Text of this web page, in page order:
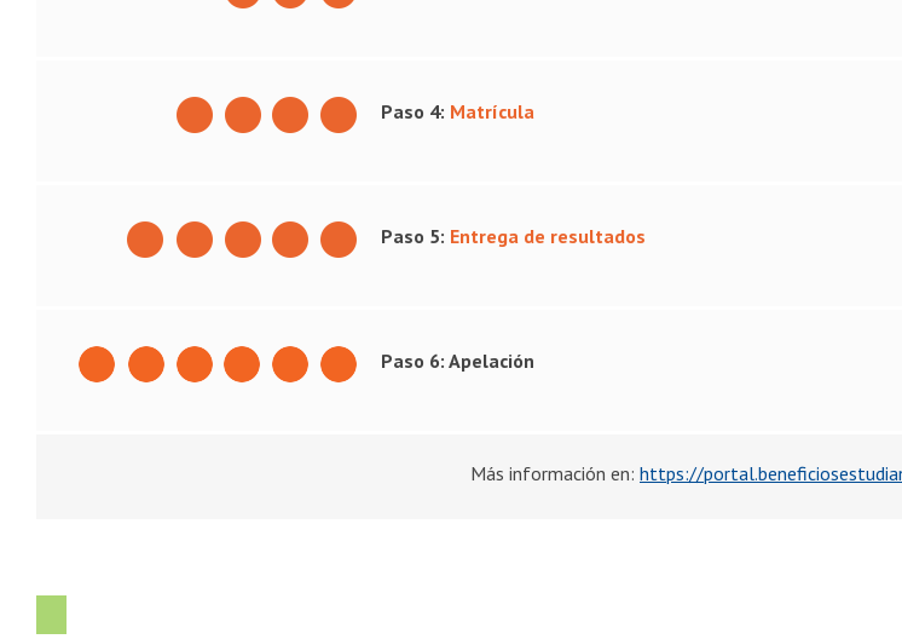
Paso 4: Matrícula
Paso 5: Entrega de resultados
Paso 6: Apelación
Más información en: https://